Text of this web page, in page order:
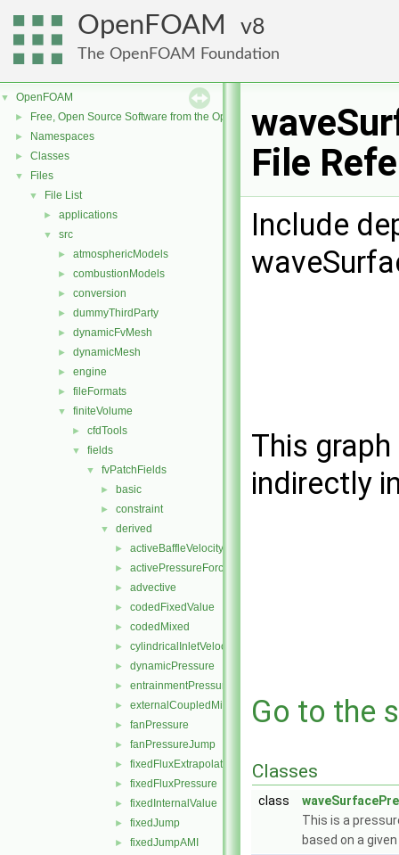
OpenFOAM 8
The OpenFOAM Foundation
▼ OpenFOAM
► Free, Open Source Software from the OpenFOAM Foundation
► Namespaces
► Classes
▼ Files
▼ File List
► applications
▼ src
► atmosphericModels
► combustionModels
► conversion
► dummyThirdParty
► dynamicFvMesh
► dynamicMesh
► engine
► fileFormats
▼ finiteVolume
► cfdTools
▼ fields
▼ fvPatchFields
► basic
► constraint
▼ derived
► activeBaffleVelocity
► activePressureForceBaffleVelocity
► advective
► codedFixedValue
► codedMixed
► cylindricalInletVelocity
► dynamicPressure
► entrainmentPressure
► externalCoupledMixed
► fanPressure
► fanPressureJump
► fixedFluxExtrapolatedPressure
► fixedFluxPressure
► fixedInternalValue
► fixedJump
► fixedJumpAMI
File
Include
This
indirectly
Go to the
Classes
class
This is a
based on a